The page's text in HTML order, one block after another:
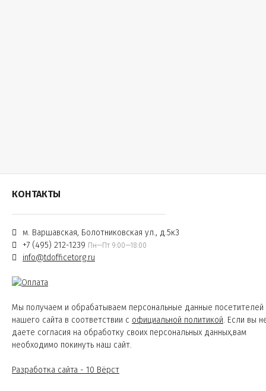
КОНТАКТЫ
м. Варшавская, Болотниковская ул., д.5к3
+7 (495) 212-1239 Пн—Пт 9:00—18:00
info@tdofficetorg.ru
Мы получаем и обрабатываем персональные данные посетителей
нашего сайта в соответствии с официальной политикой. Если вы
даете согласия на обработку своих персональных данных,вам
необходимо покинуть наш сайт.
Разработка сайта - 10 Вёрст